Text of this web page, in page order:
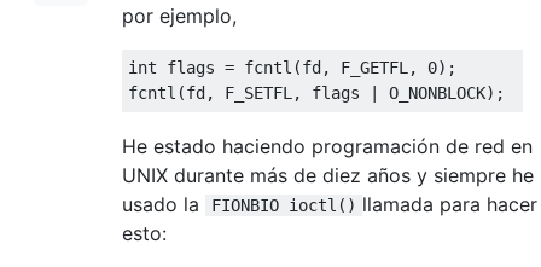
por ejemplo,
int flags = fcntl (fd, F_GETFL , 0);
fcntl (fd, F_SETFL , flags | O_NONBLOCK);
He estado haciendo programación de red en
UNIX durante más de diez años y siempre he
usado la
FIONBIO ioctl() llamada para hacer
esto: